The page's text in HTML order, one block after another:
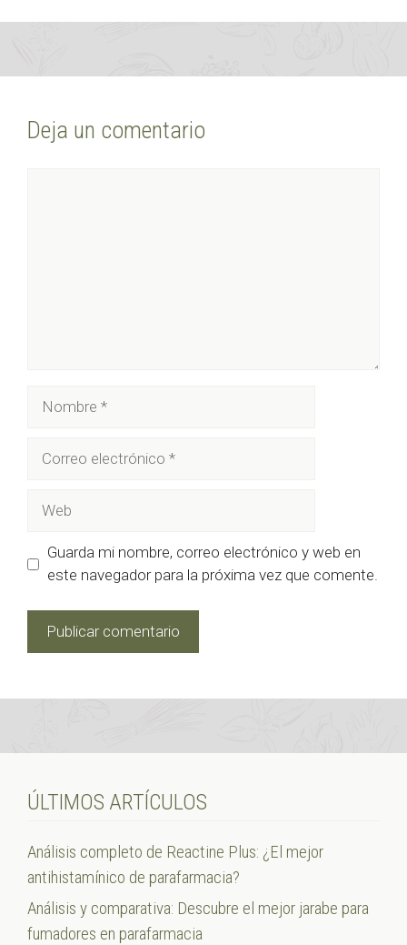
Deja un comentario
Guarda mi nombre, correo electrónico y web en
este navegador para la próxima vez que comente.
ÚLTIMOS ARTÍCULOS
Análisis completo de Reactine Plus: ¿El mejor
antihistamínico de parafarmacia?
Análisis y comparativa: Descubre el mejor jarabe para
fumadores en parafarmacia